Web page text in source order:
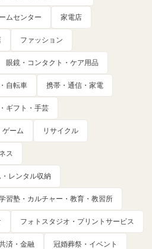
ムセンター 家電店
ファッション
眼鏡・コンタクト・ケア用品
自転車 携帯・通信・家電
ギフト・手芸
ゲーム リサイクル
ス
レンタル収納
習塾・カルチャー・教育・教習所
フォトスタジオ・プリントサービス
済・金融 冠婚葬祭・イベント